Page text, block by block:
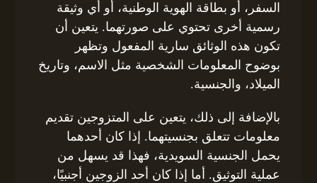
السفر، أو بطاقة الهوية الوطنية، أو أي وثيقة
رسمية أخرى تحتوي على صورتهما. يتعين أن
تكون هذه الوثائق سارية المفعول وتظهر
بوضوح المعلومات الشخصية مثل الاسم، وتاريخ
الميلاد، والجنسية.
بالإضافة إلى ذلك، يتعين على المتزوجين تقديم
معلومات تتعلق بجنسيتهما. إذا كان أحدهما
يحمل الجنسية السويدية، فهذا قد يسهل من
عملية التوثيق. أما إذا كان أحد الزوجين أجنبيًا،